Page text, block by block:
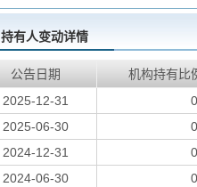
持有人变动详情
公告日期
机构持有比
2025-12-31
2025-06-30
2024-12-31
2024-06-30